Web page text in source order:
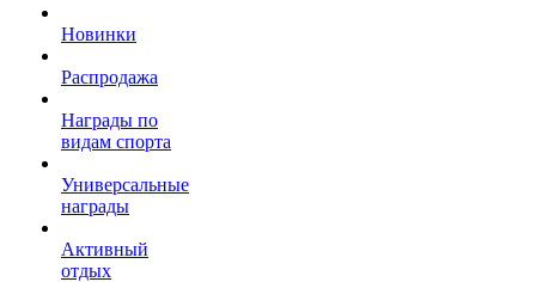
Новинки
Распродажа
Награды по
видам спорта
Универсальные
награды
Активный
отдых